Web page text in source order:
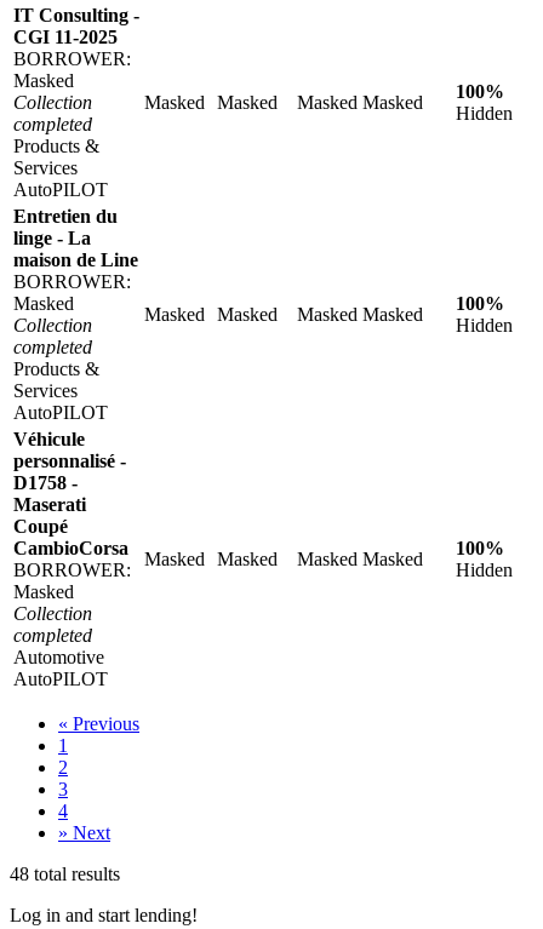
IT Consulting -
CGI 11-2025
BORROWER:
Masked
Collection
completed
Products &
Services
AutoPILOT
Masked Masked Masked Masked
100%
Hidden
Entretien du
linge - La
maison de Line
BORROWER:
Masked
Collection
completed
Products &
Services
AutoPILOT
Masked Masked Masked Masked
100%
Hidden
Véhicule
personnalisé -
D1758 -
Maserati
Coupé
CambioCorsa
BORROWER:
Masked
Collection
completed
Automotive
AutoPILOT
Masked Masked Masked Masked
100%
Hidden
« Previous
1
2
3
4
» Next
48 total results
Log in and start lending!